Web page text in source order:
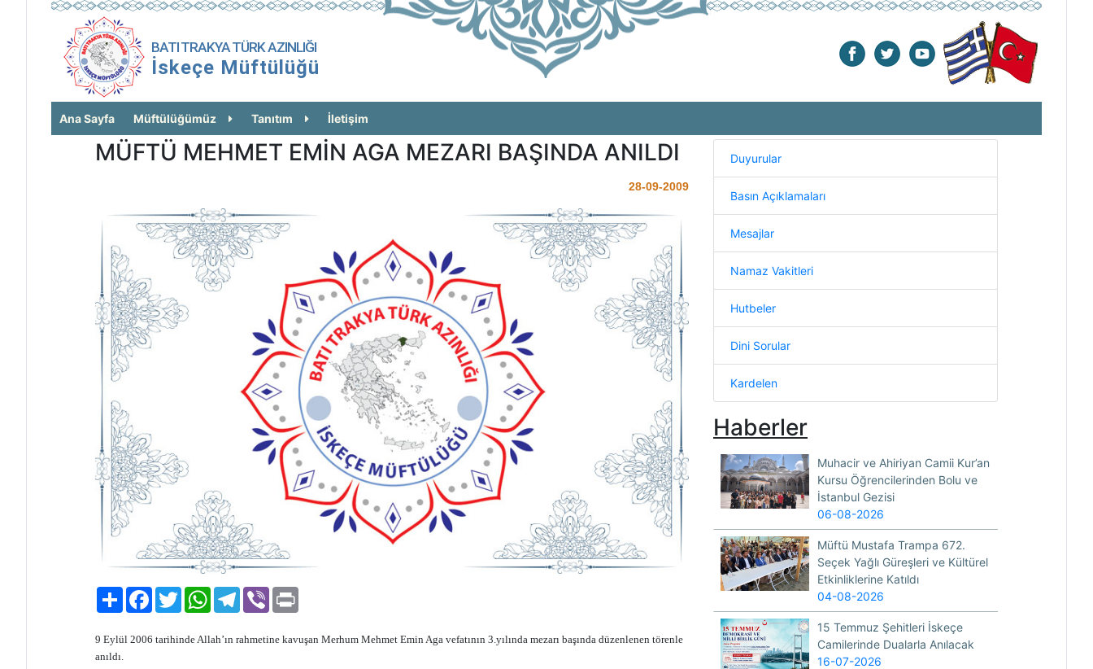
BATI TRAKYA TÜRK AZINLIĞI
İskeçe Müftülüğü
Ana Sayfa Müftülüğümüz Tanıtım İletişim
MÜFTÜ MEHMET EMİN AGA MEZARI BAŞINDA ANILDI
28-09-2009
PaylaşFacebook
TwitterWhatsAppTelegram
Viber
9 Eylül 2006 tarihinde Allah’ın rahmetine kavuşan Merhum Mehmet Emin Aga vefatının 3.yılında mezarı başında düzenlenen törenle
anıldı.
Duyurular
Basın Açıklamaları
Mesajlar
Namaz Vakitleri
Hutbeler
Dini Sorular
Kardelen
Haberler
Muhacir ve Ahiriyan Camii Kur’an
Kursu Öğrencilerinden Bolu ve
İstanbul Gezisi
06-08-2026
Müftü Mustafa Trampa 672.
Seçek Yağlı Güreşleri ve Kültürel
Etkinliklerine Katıldı
04-08-2026
15 Temmuz Şehitleri İskeçe
Camilerinde Dualarla Anılacak
16-07-2026